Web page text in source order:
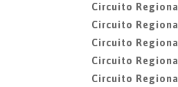
Circuito
Circuito
Circuito
Circuito
Circuito